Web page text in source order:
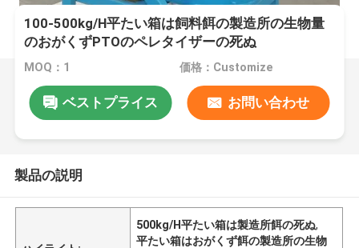
100-500kg/H平たい箱は飼料餌の製造所の生物量
のおがくずPTOのペレタイザーの死ぬ
MOQ：1 価格：Customize
ベストプライス お問い合わせ
製品の説明
500kg/H平たい箱は製造所餌の死ぬ,
平たい箱はおがくず餌の製造所の生物